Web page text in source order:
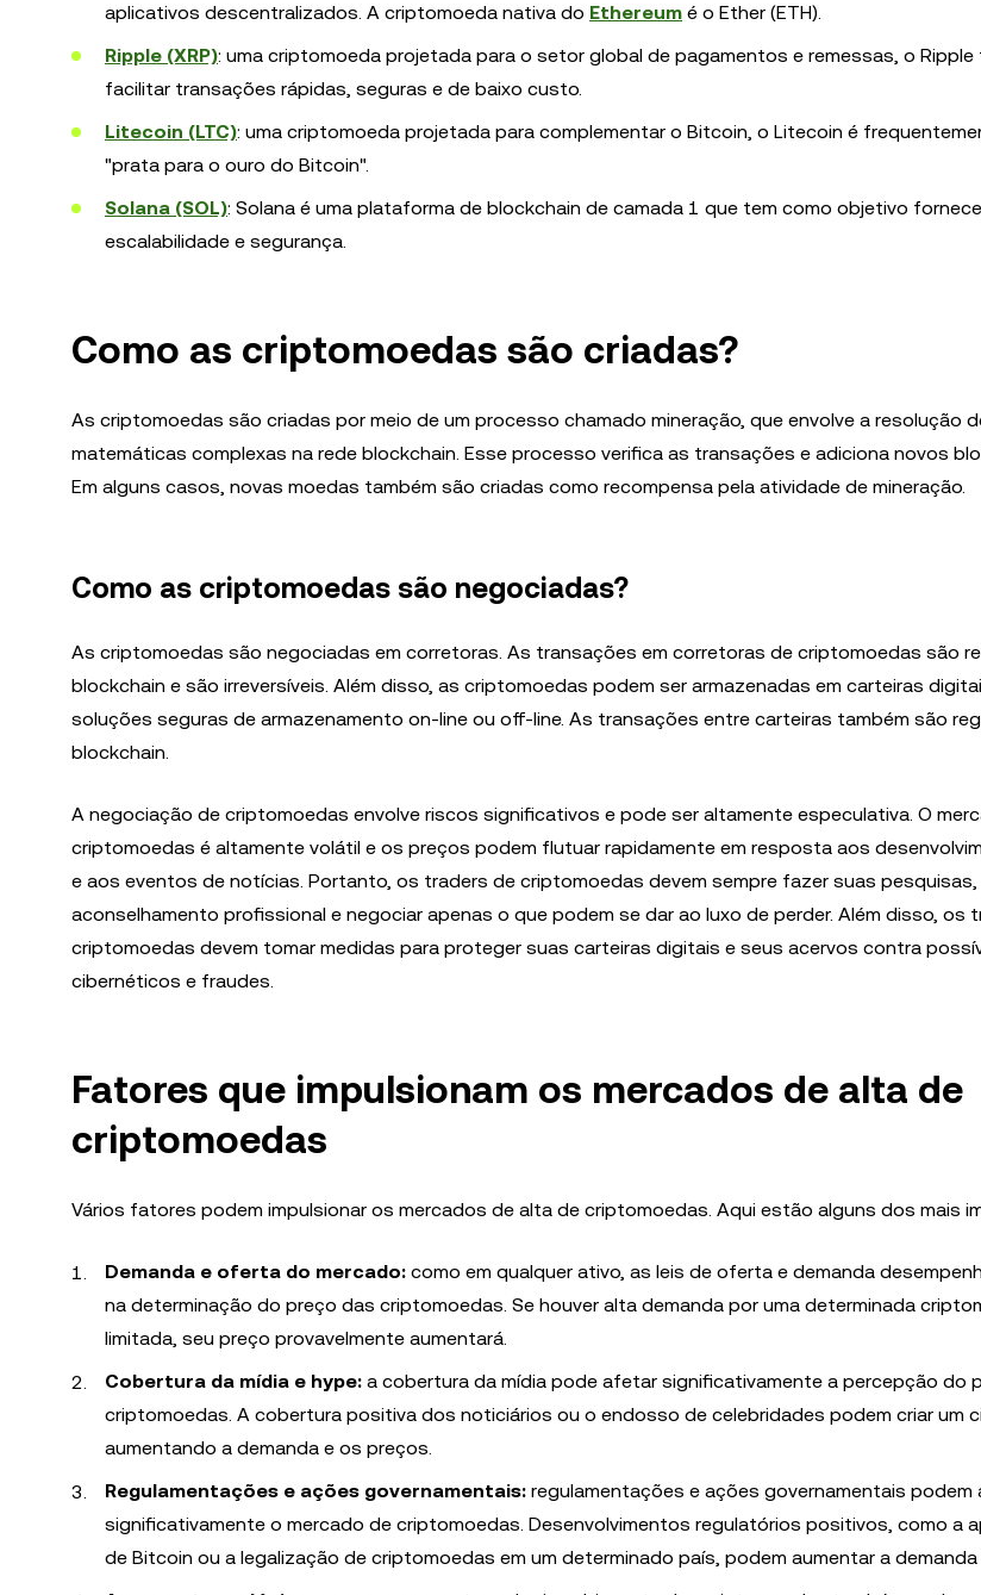
aplicativos descentralizados. A criptomoeda nativa do Ethereum é o Ether (ETH).
Ripple (XRP): uma criptomoeda projetada para o setor global de pagamentos e remessas, o
facilitar transações rápidas, seguras e de baixo custo.
Litecoin (LTC): uma criptomoeda projetada para complementar o Bitcoin, o Litecoin é
"prata para o ouro do Bitcoin".
Solana (SOL): Solana é uma plataforma de blockchain de camada 1 que tem como objetivo
escalabilidade e segurança.
Como as criptomoedas são criadas?
As criptomoedas são criadas por meio de um processo chamado mineração, que envolve a resolução
matemáticas complexas na rede blockchain. Esse processo verifica as transações e adiciona novos
Em alguns casos, novas moedas também são criadas como recompensa pela atividade de mineração.
Como as criptomoedas são negociadas?
As criptomoedas são negociadas em corretoras. As transações em corretoras de criptomoedas são
blockchain e são irreversíveis. Além disso, as criptomoedas podem ser armazenadas em carteiras
soluções seguras de armazenamento on-line ou off-line. As transações entre carteiras também são
blockchain.
A negociação de criptomoedas envolve riscos significativos e pode ser altamente especulativa. O
criptomoedas é altamente volátil e os preços podem flutuar rapidamente em resposta aos
e aos eventos de notícias. Portanto, os traders de criptomoedas devem sempre fazer suas
aconselhamento profissional e negociar apenas o que podem se dar ao luxo de perder. Além disso, os
criptomoedas devem tomar medidas para proteger suas carteiras digitais e seus acervos contra
cibernéticos e fraudes.
Fatores que impulsionam os mercados de alta de
criptomoedas
Vários fatores podem impulsionar os mercados de alta de criptomoedas. Aqui estão alguns dos mais
Demanda e oferta do mercado: como em qualquer ativo, as leis de oferta e demanda
na determinação do preço das criptomoedas. Se houver alta demanda por uma determinada
limitada, seu preço provavelmente aumentará.
Cobertura da mídia e hype: a cobertura da mídia pode afetar significativamente a percepção do
criptomoedas. A cobertura positiva dos noticiários ou o endosso de celebridades podem criar um
aumentando a demanda e os preços.
Regulamentações e ações governamentais: regulamentações e ações governamentais podem
significativamente o mercado de criptomoedas. Desenvolvimentos regulatórios positivos, como a
de Bitcoin ou a legalização de criptomoedas em um determinado país, podem aumentar a